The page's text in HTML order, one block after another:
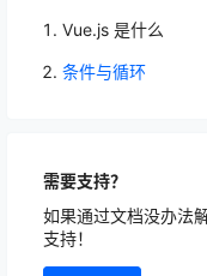
Vue.js 是什么
条件与循环
需要支持？
如果通过文档没办法
支持！